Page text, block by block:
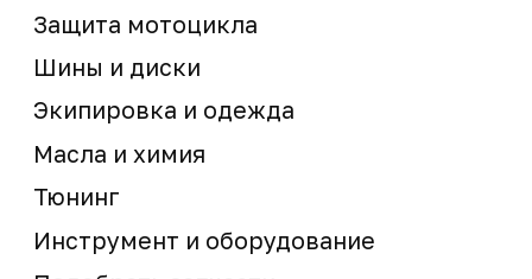
+7 (995) 281-25-71
Сервис
запчасти шины экипировка